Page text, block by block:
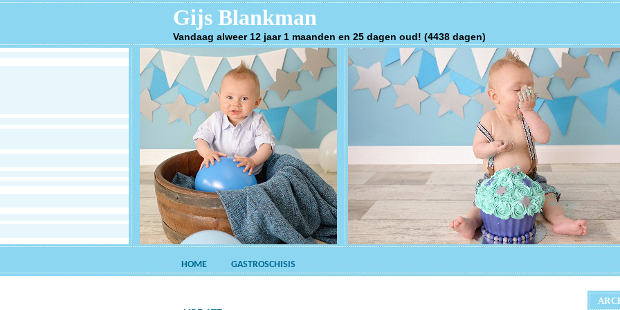
Gijs Blankman
Vandaag alweer 12 jaar 1 maanden en 25 dagen oud! (4438 dagen)
HOME GASTROSCHISIS